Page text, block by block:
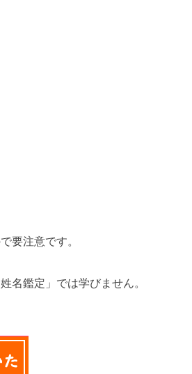
要注意です。
名鑑定」では学びません。